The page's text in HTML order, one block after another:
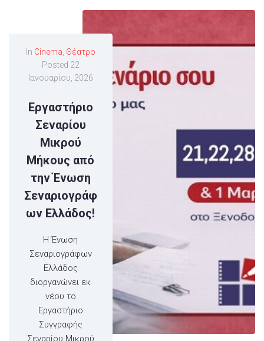
In Cinema Θέατρο
Posted 22
Ιανουαρίου, 2026
Εργαστήριο
Σεναρίου
Μικρού
Μήκους από
την Ένωση
Σεναριογράφ
ων Ελλάδος!
Η Ένωση
Σεναριογράφων
Ελλάδος
διοργανώνει εκ
νέου το
Εργαστήριο
Συγγραφής
Σεναρίου Μικρού